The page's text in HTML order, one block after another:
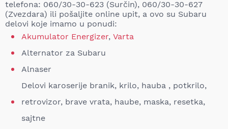
telefona: 060/30-30-623 (Surčin), 060/30-30-627
(Zvezdara) ili pošaljite online upit, a ovo su Subaru
delovi koje imamo u ponudi:
Akumulator Energizer, Varta
Alternator za Subaru
Alnaser
Delovi karoserije branik, krilo, hauba , potkrilo,
retrovizor, brave vrata, haube, maska, resetka,
sajtne